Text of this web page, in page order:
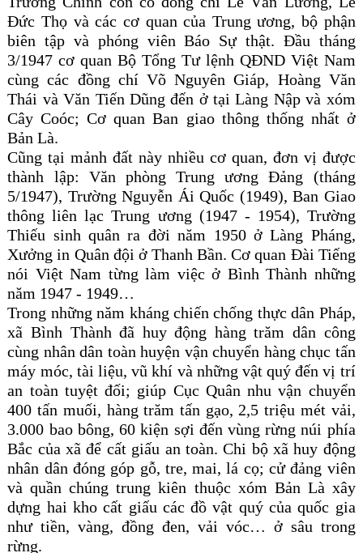
Đức Thọ và các cơ quan của Trung ương, bộ phận
biên tập và phóng viên Báo Sự thật. Đầu tháng
3/1947 cơ quan Bộ Tổng Tư lệnh QĐND Việt Nam
cùng các đồng chí Võ Nguyên Giáp, Hoàng Văn
Thái và Văn Tiến Dũng đến ở tại Làng Nập và xóm
Cây Coóc; Cơ quan Ban giao thông thống nhất ở
Bản Là.
Cũng tại mảnh đất này nhiều cơ quan, đơn vị được
thành lập: Văn phòng Trung ương Đảng (tháng
5/1947), Trường Nguyễn Ái Quốc (1949), Ban Giao
thông liên lạc Trung ương (1947 - 1954), Trường
Thiếu sinh quân ra đời năm 1950 ở Làng Pháng,
Xưởng in Quân đội ở Thanh Bần. Cơ quan Đài Tiếng
nói Việt Nam từng làm việc ở Bình Thành những
năm 1947 - 1949…
Trong những năm kháng chiến chống thực dân Pháp,
xã Bình Thành đã huy động hàng trăm dân công
cùng nhân dân toàn huyện vận chuyển hàng chục tấn
máy móc, tài liệu, vũ khí và những vật quý đến vị trí
an toàn tuyệt đối; giúp Cục Quân nhu vận chuyển
400 tấn muối, hàng trăm tấn gạo, 2,5 triệu mét vải,
3.000 bao bông, 60 kiện sợi đến vùng rừng núi phía
Bắc của xã để cất giấu an toàn. Chi bộ xã huy động
nhân dân đóng góp gỗ, tre, mai, lá cọ; cử đảng viên
và quần chúng trung kiên thuộc xóm Bản Là xây
dựng hai kho cất giấu các đồ vật quý của quốc gia
như tiền, vàng, đồng đen, vải vóc… ở sâu trong
rừng.